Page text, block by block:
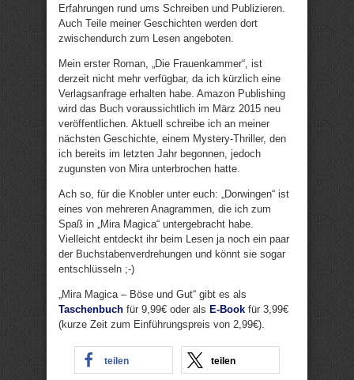
Erfahrungen rund ums Schreiben und Publizieren.
Auch Teile meiner Geschichten werden dort
zwischendurch zum Lesen angeboten.
Mein erster Roman, „Die Frauenkammer“, ist
derzeit nicht mehr verfügbar, da ich kürzlich eine
Verlagsanfrage erhalten habe. Amazon Publishing
wird das Buch voraussichtlich im März 2015 neu
veröffentlichen. Aktuell schreibe ich an meiner
nächsten Geschichte, einem Mystery-Thriller, den
ich bereits im letzten Jahr begonnen, jedoch
zugunsten von Mira unterbrochen hatte.
Ach so, für die Knobler unter euch: „Dorwingen“ ist
eines von mehreren Anagrammen, die ich zum
Spaß in „Mira Magica“ untergebracht habe.
Vielleicht entdeckt ihr beim Lesen ja noch ein paar
der Buchstabenverdrehungen und könnt sie sogar
entschlüsseln ;-)
„Mira Magica – Böse und Gut“ gibt es als
Taschenbuch für 9,99€ oder als E-Book für 3,99€
(kurze Zeit zum Einführungspreis von 2,99€).
teilen teilen